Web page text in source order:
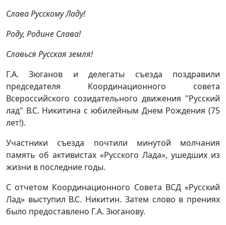
Слава Русскому Ладу!
Роду, Родине Слава!
Славься Русская земля!
Г.А. Зюганов и делегаты съезда поздравили
председателя Координационного совета
Всероссийского созидательного движения "Русский
лад" В.С. Никитина с юбилейным Днем Рождения (75
лет!).
Участники съезда почтили минутой молчания
память об активистах «Русского Лада», ушедших из
жизни в последние годы.
С отчетом Координационного Совета ВСД «Русский
Лад» выступил В.С. Никитин. Затем слово в прениях
было предоставлено Г.А. Зюганову.